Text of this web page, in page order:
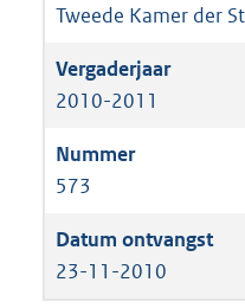
Tweede Kamer der
2010-2011
573
23-11-2010